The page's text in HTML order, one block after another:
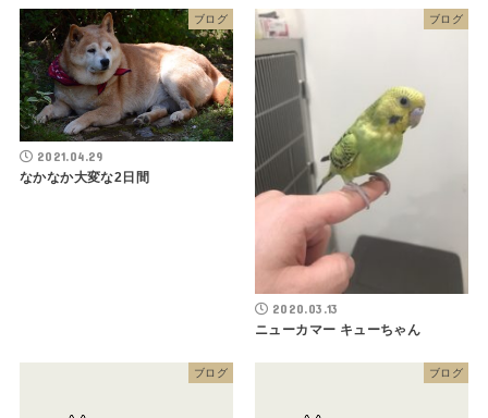
ブログ
2021.04.29
なかなか大変な2日間
ブログ
2020.03.13
ニューカマー キューちゃん
ブログ ブログ